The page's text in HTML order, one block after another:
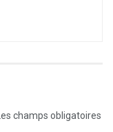
Les champs obligatoires